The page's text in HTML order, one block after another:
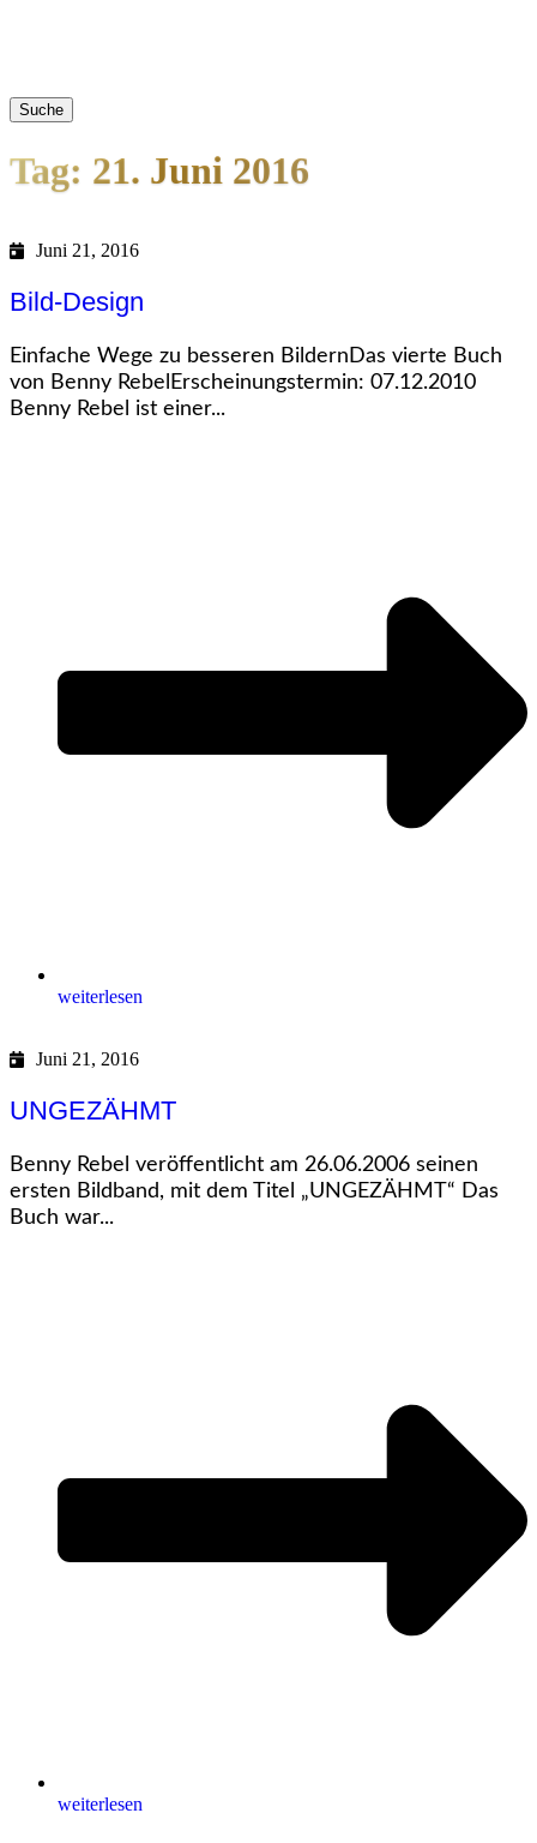
Suche
Tag: 21. Juni 2016
Juni 21, 2016
Bild-Design
Einfache Wege zu besseren BildernDas vierte Buch
von Benny RebelErscheinungstermin: 07.12.2010
Benny Rebel ist einer...
weiterlesen
Juni 21, 2016
UNGEZÄHMT
Benny Rebel veröffentlicht am 26.06.2006 seinen
ersten Bildband, mit dem Titel „UNGEZÄHMT“ Das
Buch war...
weiterlesen